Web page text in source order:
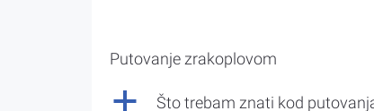
Putovanje zrakoplovom
a Što trebam znati kod